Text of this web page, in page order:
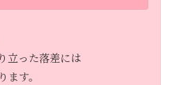
立った落差には
す。